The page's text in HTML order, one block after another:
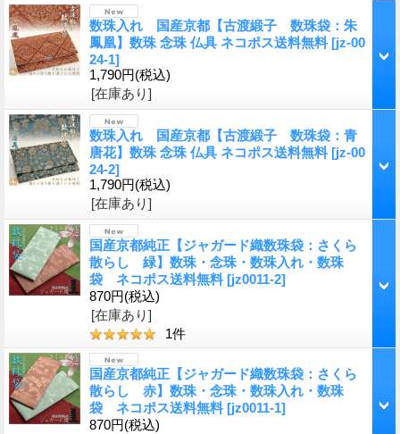
数珠入れ 国産京都【古渡緞子 数珠袋：朱
鳳凰】数珠 念珠 仏具 ネコポス送料無料 [jz-00
24-1]
1,790円(税込)
[在庫あり]
数珠入れ 国産京都【古渡緞子 数珠袋：青
唐花】数珠 念珠 仏具 ネコポス送料無料 [jz-00
24-2]
1,790円(税込)
[在庫あり]
国産京都純正【ジャガード織数珠袋：さくら
散らし 緑】数珠・念珠・数珠入れ・数珠
袋 ネコポス送料無料 [jz0011-2]
870円(税込)
[在庫あり]
1件
国産京都純正【ジャガード織数珠袋：さくら
散らし 赤】数珠・念珠・数珠入れ・数珠
袋 ネコポス送料無料 [jz0011-1]
870円(税込)